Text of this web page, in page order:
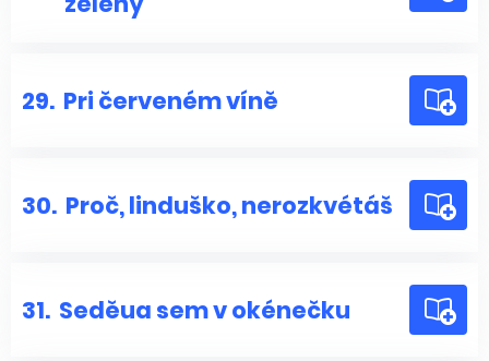
29. Pri červeném víně
30. Proč, linduško, nerozkvétáš
31. Seděua sem v okénečku